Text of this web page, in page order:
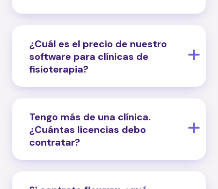
¿Cuál es el precio de nuestro
software para clínicas de
fisioterapia?
de negocio:
- Una gestión completa de tu clínica con
Boss por 59 €/mes
Tengo más de una clínica.
¿Cuántas licencias debo
contratar?
contratar una licencia para cada una. En